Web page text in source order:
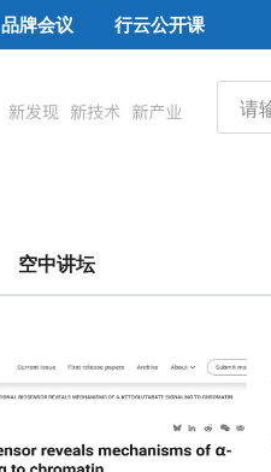
品牌会议 行云公开课
空中讲坛